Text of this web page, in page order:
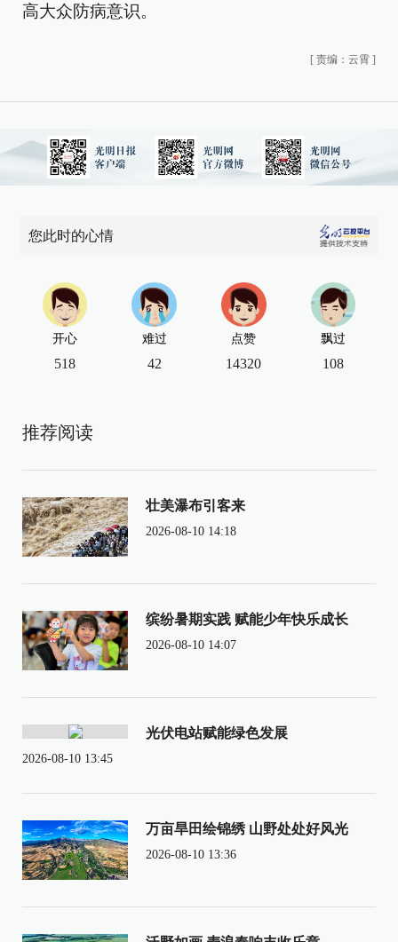
高大众防病意识。
[ 责编：云霄 ]
您此时的心情
开心
518
难过
42
点赞
14320
飘过
108
推荐阅读
壮美瀑布引客来
2026-08-10 14:18
缤纷暑期实践 赋能少年快乐成长
2026-08-10 14:07
光伏电站赋能绿色发展
2026-08-10 13:45
万亩旱田绘锦绣 山野处处好风光
2026-08-10 13:36